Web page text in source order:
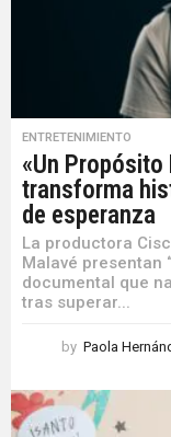
ENTRETENIMIENTO
«Un Propósito
transforma
de esperanza
La productora
Malavé presentan
documental que
tras superar...
by Paola